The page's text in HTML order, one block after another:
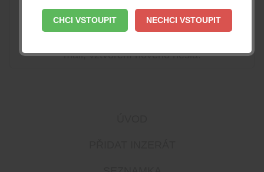
Pokud neznáte, nebo si nepamatujete své
mail, vztvoření nového hesla.
CHCI VSTOUPIT NECHCI VSTOUPIT